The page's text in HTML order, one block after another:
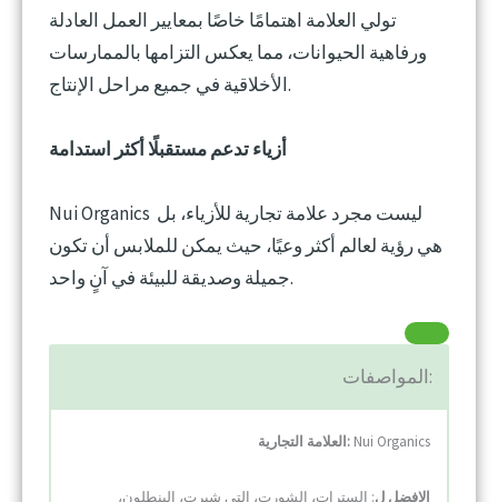
تولي العلامة اهتمامًا خاصًا بمعايير العمل العادلة
ورفاهية الحيوانات، مما يعكس التزامها بالممارسات
الأخلاقية في جميع مراحل الإنتاج.
أزياء تدعم مستقبلًا أكثر استدامة
Nui Organics ليست مجرد علامة تجارية للأزياء، بل
هي رؤية لعالم أكثر وعيًا، حيث يمكن للملابس أن تكون
جميلة وصديقة للبيئة في آنٍ واحد.
المواصفات:
العلامة التجارية: Nui Organics
الافضل ل: السترات، الشورت، التي شيرت، البنطلون،